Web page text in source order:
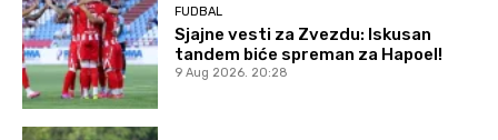
FUDBAL
Sjajne vesti za Zvezdu: Iskusan
tandem biće spreman za Hapoel!
9 Aug 2026. 20:28